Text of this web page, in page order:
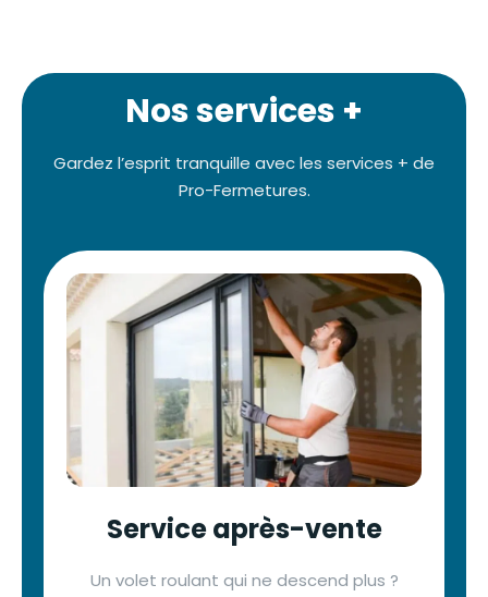
Nos services +
Gardez l’esprit tranquille avec les services + de
Pro-Fermetures.
Service après-vente
Un volet roulant qui ne descend plus ?